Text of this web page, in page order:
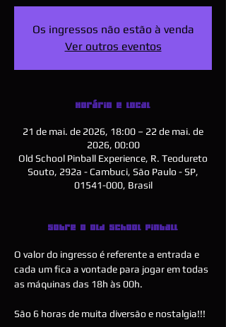
Os ingressos não estão à venda
Ver outros eventos
Horário e local
21 de mai. de 2026, 18:00 – 22 de mai. de
2026, 00:00
Old School Pinball Experience, R. Teodureto
Souto, 292a - Cambuci, São Paulo - SP,
01541-000, Brasil
Sobre o Old School Pinball
O valor do ingresso é referente a entrada e
cada um fica a vontade para jogar em todas
as máquinas das 18h às 00h.
São 6 horas de muita diversão e nostalgia!!!